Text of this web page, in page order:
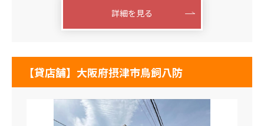
詳細を見る
【貸店舗】大阪府摂津市鳥飼八防